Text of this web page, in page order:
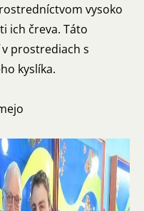
vysoko
ich čreva. Táto
prostrediach s
kyslíka.